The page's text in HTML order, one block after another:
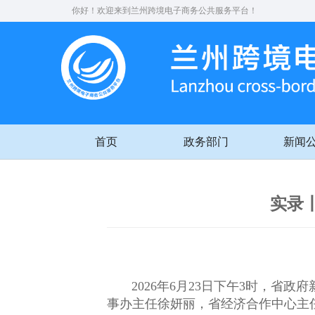
你好！欢迎来到兰州跨境电子商务公共服务平台！
首页 政务部门 新闻
实录
2026年6月23日下午3时，省政府
事办主任徐妍丽，省经济合作中心